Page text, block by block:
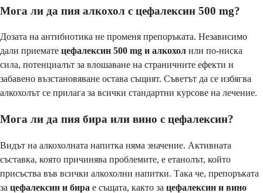
Мога ли да пия алкохол с цефалексин 500 mg?
Дозата на антибиотика не променя препоръката. Независимо
дали приемате цефалексин 500 mg и алкохол или по-ниска
сила, потенциалът за влошаване на страничните ефекти и
забавено възстановяване остава същият. Съветът да се избягва
алкохолът се прилага за всички стандартни курсове на лечение.
Мога ли да пия бира или вино с цефалексин?
Видът на алкохолната напитка няма значение. Активната
съставка, която причинява проблемите, е етанолът, който
присъства във всички алкохолни напитки. Така че, препоръката
за цефалексин и бира е същата, както за цефалексин и вино